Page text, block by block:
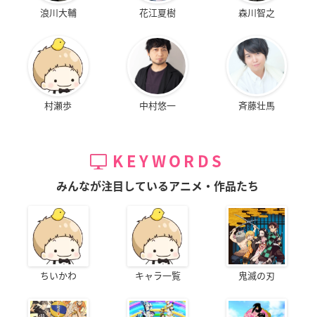
浪川大輔 花江夏樹 森川智之
村瀬歩 中村悠一 斉藤壮馬
KEYWORDS
みんなが注目しているアニメ・作品たち
ちいかわ キャラ一覧 鬼滅の刃